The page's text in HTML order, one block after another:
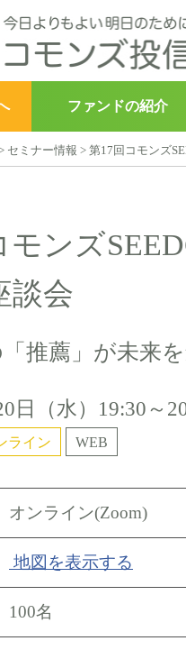
ファンドの紹介
セミナー情報 > 第17回コモンズ
モンズ
談会
推薦」が未来
日（水）19:30～
ライン WEB
オンライン(Zoom)
地図を表示する
100名